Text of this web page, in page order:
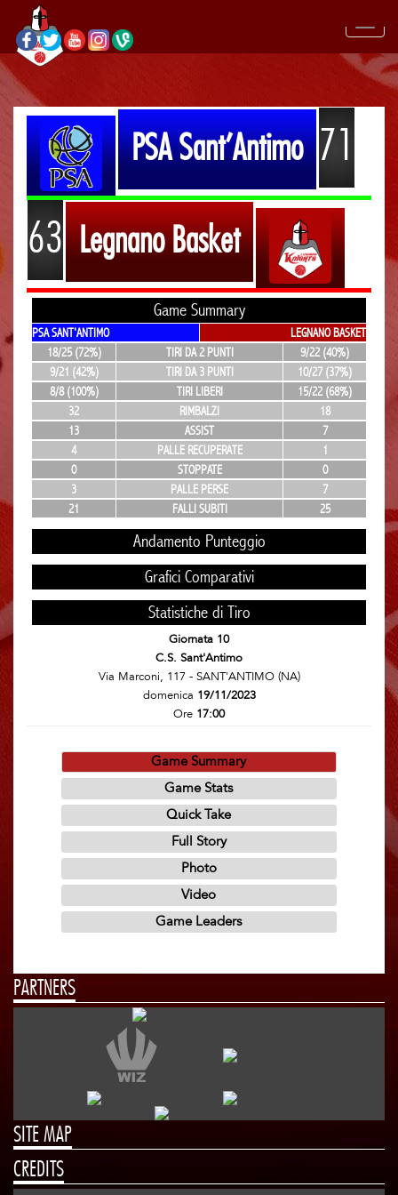
PSA Sant'Antimo 71
63 Legnano Basket
Game Summary
PSA SANT'ANTIMO
LEGNANO BASKET
18/25 (72%)
TIRI DA 2 PUNTI
9/22 (40%)
9/21 (42%)
TIRI DA 3 PUNTI
10/27 (37%)
8/8 (100%)
TIRI LIBERI
15/22 (68%)
32
RIMBALZI
18
13
ASSIST
7
4
PALLE RECUPERATE
1
0
STOPPATE
0
3
PALLE PERSE
7
21
FALLI SUBITI 25
Andamento Punteggio
Grafici Comparativi
Statistiche di Tiro
Giornata 10
C.S. Sant'Antimo
Via Marconi, 117 - SANT'ANTIMO (NA)
domenica 19/11/2023
Ore 17:00
PARTNERS
SITE MAP
CREDITS